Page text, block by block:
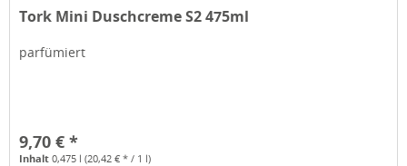
Tork Mini Duschcreme S2 475ml
parfümiert
9,70 € *
Inhalt0,475 l(20,42 € * / 1 l)